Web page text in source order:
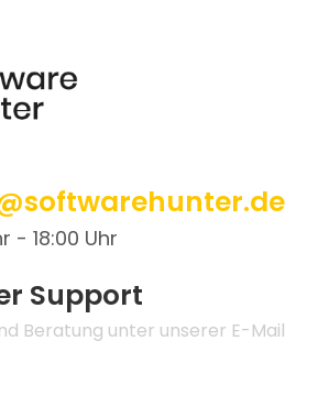
- 18:00 Uhr
Support
Beratung unter unserer E-Mail